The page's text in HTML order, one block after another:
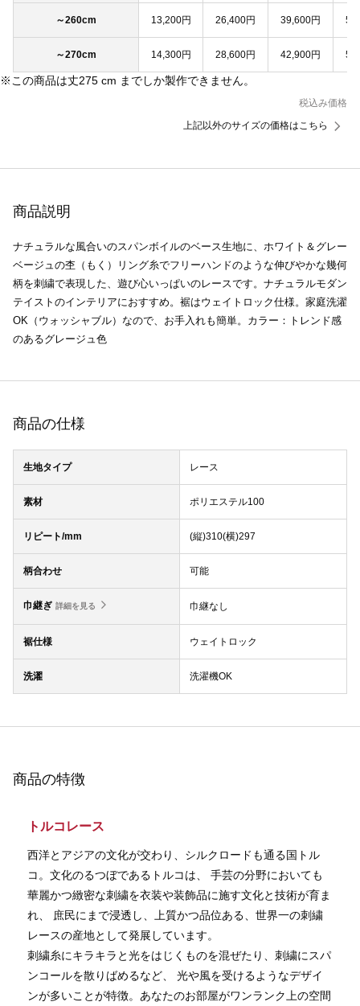
～260cm 13,200円 26,400円 39,600円
～270cm 14,300円 28,600円 42,900円
※この商品は丈275 cm までしか製作できません。
税込み価格
上記以外のサイズの価格はこちら
商品説明
ナチュラルな風合いのスパンボイルのベース生地に、ホワイト＆グレー
ベージュの杢（もく）リング糸でフリーハンドのような伸びやかな幾何
柄を刺繍で表現した、遊び心いっぱいのレースです。ナチュラルモダン
テイストのインテリアにおすすめ。裾はウェイトロック仕様。家庭洗濯
OK（ウォッシャブル）なので、お手入れも簡単。カラー：トレンド感
のあるグレージュ色
商品の仕様
生地タイプ レース
素材 ポリエステル100
リピート/mm (縦)310(横)297
柄合わせ 可能
巾継ぎ 詳細を見る 巾継なし
裾仕様 ウェイトロック
洗濯 洗濯機OK
商品の特徴
トルコレース
西洋とアジアの文化が交わり、シルクロードも通る国トル
コ。文化のるつぼであるトルコは、 手芸の分野においても
華麗かつ緻密な刺繍を衣装や装飾品に施す文化と技術が育ま
れ、 庶民にまで浸透し、上質かつ品位ある、世界一の刺繍
レースの産地として発展しています。
刺繍糸にキラキラと光をはじくものを混ぜたり、刺繍にスパ
ンコールを散りばめるなど、 光や風を受けるようなデザイ
ンが多いことが特徴。あなたのお部屋がワンランク上の空間